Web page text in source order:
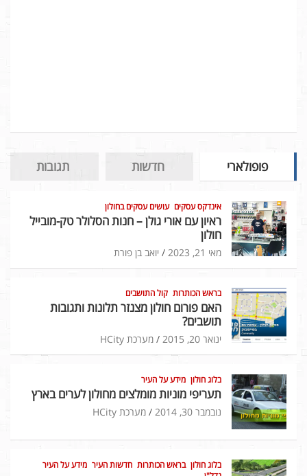
פופולארי חדשות תגובות
אינדקס עסקים עושים עסקים בחולון
ראיון עם אורי גולן – חנות הסלולר טק-מובייל
חולון
מאי 21, 2023 יואב בן פורת
בראש הכותרות קול התושבים
האם פורום חולון מצנזר תלונות ותגובות
תושבים?
ינואר 20, 2015 מערכת HCity
בלוג חולון מידע על העיר
תעריפי מוניות מומלצים מחולון לערים בארץ
נובמבר 30, 2014 מערכת HCity
בלוג חולון בראש הכותרות חדשות העיר מידע על העיר